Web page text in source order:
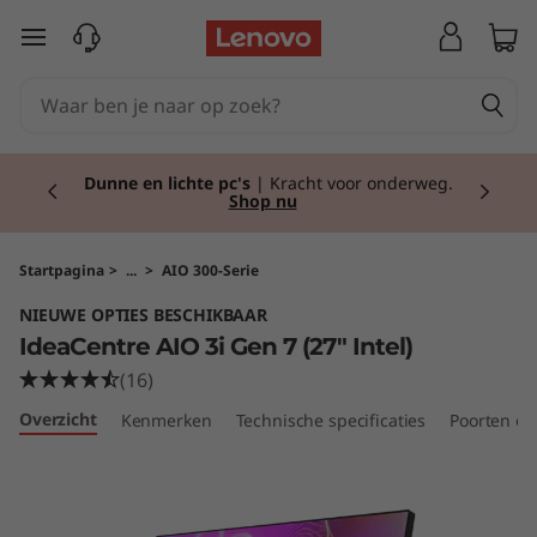
e
n
Ga naar de hoofdinhoud
Dunne en lichte pc's | Kracht voor onderweg.
Shop nu
Startpagina > ... > AIO 300-Serie
NIEUWE OPTIES BESCHIKBAAR
IdeaCentre AIO 3i Gen 7 (27" Intel)
(16)
Overzicht Kenmerken Technische specificaties Poorten